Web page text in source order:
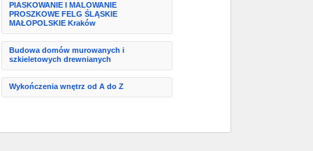
PIASKOWANIE I MALOWANIE
PROSZKOWE FELG ŚLĄSKIE
MAŁOPOLSKIE Kraków
Budowa domów murowanych i
szkieletowych drewnianych
Wykończenia wnętrz od A do Z